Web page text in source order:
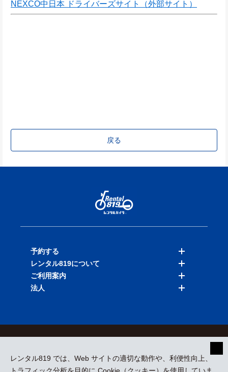
NEXCO中日本 ドライバーズサイト（外部サイト）
戻る
レンタル819 では、Web サイトの適切な動作や、利便性向上、
予約する
バイクを探す
店舗を探す
レンタル819について
料金表
ご利用案内
法人
採用情報
プレスリリース